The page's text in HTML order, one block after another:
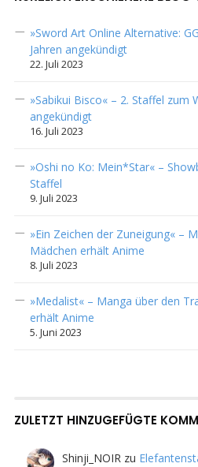
»Sword Art Online Alternative:
Jahren angekündigt
22. Juli 2023
»Sabikui Bisco« – 2. Staffel zum
angekündigt
16. Juli 2023
»Oshi no Ko: Mein*Star« –
Staffel
9. Juli 2023
»Ein Zeichen der Zuneigung« –
Mädchen erhält Anime
8. Juli 2023
»Medalist« – Manga über den
erhält Anime
5. Juni 2023
ZULETZT HINZUGEFÜGTE
Shinji_NOIR zu